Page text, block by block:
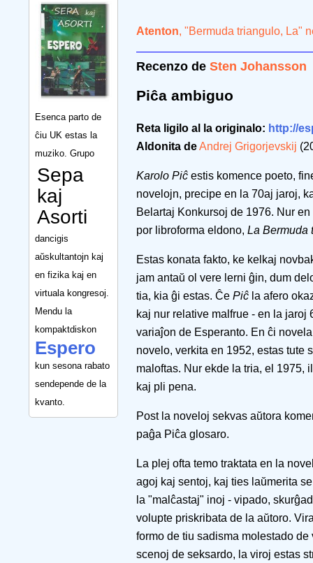
Esenca parto de
ĉiu UK estas la
muziko. Grupo
Sepa
kaj
Asorti
dancigis
aŭskultantojn kaj
en fizika kaj en
virtuala kongresoj.
Mendu la
kompaktdiskon
Espero
kun sesona rabato
sendepende de la
kvanto.
Atenton, "Bermuda triangulo, La"
Recenzo de Sten Johansson
Piĉa ambiguo
Reta ligilo al la originalo: http://
Aldonita deAndrej Grigorjevskij
Karolo Piĉ estis komence poeto,
novelojn, precipe en la 70aj jaroj,
Belartaj Konkursoj de 1976. Nur
por libroforma eldono, La Bermuda
Estas konata fakto, ke kelkaj
jam antaŭ ol vere lerni ĝin, dum
tia, kia ĝi estas. Ĉe Piĉ la afero
kaj nur relative malfrue - en la
variaĵon de Esperanto. En ĉi
novelo, verkita en 1952, estas tute
maloftas. Nur ekde la tria, el 1975,
kaj pli pena.
Post la noveloj sekvas aŭtora
paĝa Piĉa glosaro.
La plej ofta temo traktata en la
agoj kaj sentoj, kaj ties laŭmerita
la "malĉastaj" inoj - vipado,
volupte priskribata de la aŭtoro.
formo de tiu sadisma molestado
scenoj de seksardo, la viroj estas